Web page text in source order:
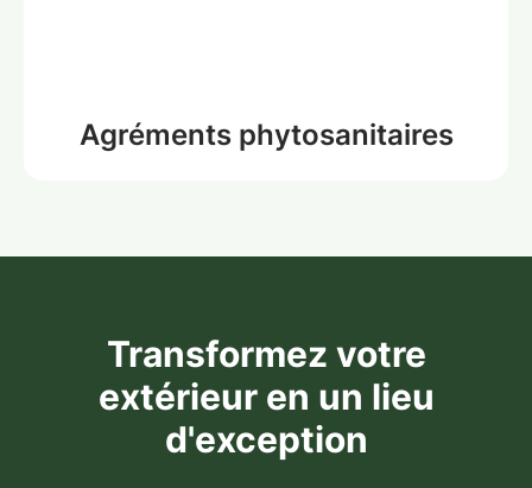
Agréments phytosanitaires
Transformez votre
extérieur en un lieu
d'exception